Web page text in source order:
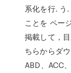
系化を行. う
ことを ペー
掲載して，
ちらからダ
ABD、ACC